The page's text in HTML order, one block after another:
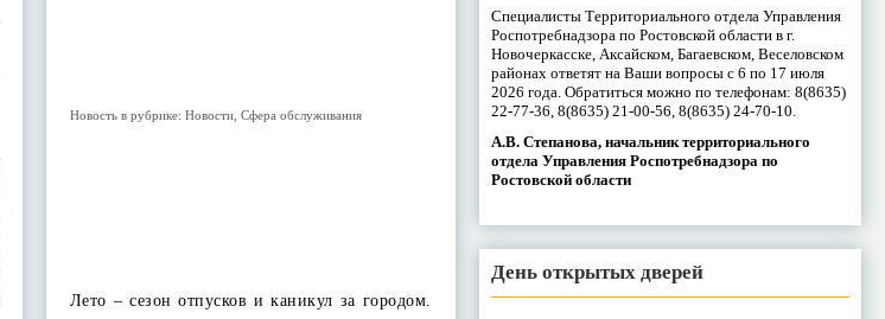
Новость в рубрике: Новости, Сфера обслуживания
Лето – сезон отпусков и каникул за городом.
Специалисты Территориального отдела Управления
Роспотребнадзора по Ростовской области в г.
Новочеркасске, Аксайском, Багаевском, Веселовском
районах ответят на Ваши вопросы с 6 по 17 июля
2026 года. Обратиться можно по телефонам: 8(8635)
22-77-36, 8(8635) 21-00-56, 8(8635) 24-70-10.
А.В. Степанова, начальник территориального
отдела Управления Роспотребнадзора по
Ростовской области
День открытых дверей